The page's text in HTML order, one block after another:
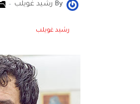
By رشيد غويلب
رشيد غويلب